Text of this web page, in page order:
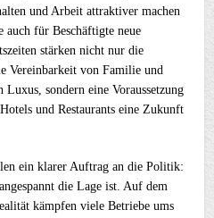
und Arbeit attraktiver machen
für Beschäftigte neue
stärken nicht nur die
Vereinbarkeit von Familie und
sondern eine Voraussetzung
und Restaurants eine Zukunft
ein klarer Auftrag an die Politik:
die Lage ist. Auf dem
kämpfen viele Betriebe ums